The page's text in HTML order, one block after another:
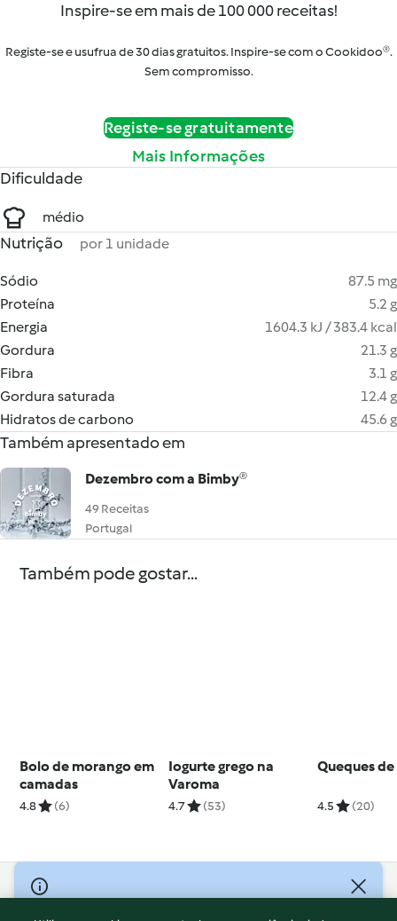
Inspire-se em mais de 100 000 receitas!
Registe-se e usufrua de 30 dias gratuitos. Inspire-se com o Cookidoo®.
Sem compromisso.
Registe-se gratuitamente
Mais Informações
Dificuldade
médio
Nutrição por 1 unidade
Sódio
87.5 mg
Proteína
5.2 g
Energia
1604.3 kJ / 383.4 kcal
Gordura
21.3 g
Fibra
3.1 g
Gordura saturada
12.4 g
Hidratos de carbono
45.6 g
Também apresentado em
Dezembro com a Bimby®
49 Receitas
Portugal
Também pode gostar...
Bolo de morango em
camadas
4.8 (6)
Iogurte grego na
Varoma
4.7 (53)
Queques
4.5 (20)
© Copyright 2026